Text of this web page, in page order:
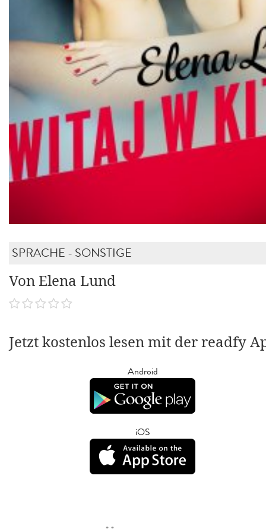
SPRACHE - SONSTIGE
Von Elena Lund
Jetzt kostenlos lesen mit der readfy
Android
iOS